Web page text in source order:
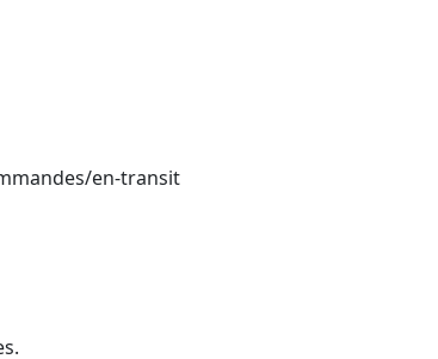
en-transit